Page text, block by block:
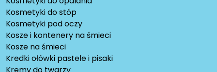
Kosmetyki do stóp
Kosmetyki pod oczy
Kosze i kontenery na śmieci
Kosze na śmieci
Kredki ołówki pastele i pisaki